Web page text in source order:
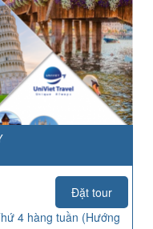
Đặt tour
4 hàng tuần (Hướng